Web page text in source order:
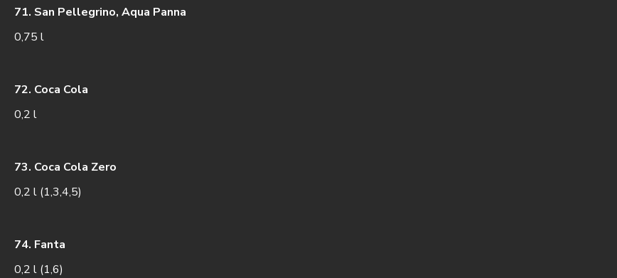
71. San Pellegrino, Aqua Panna
0,75 l
72. Coca Cola
0,2 l
73. Coca Cola Zero
0,2 l (1,3,4,5)
74. Fanta
0,2 l (1,6)